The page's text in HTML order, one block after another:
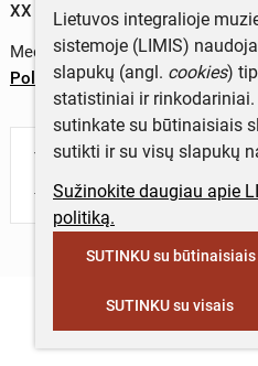
XX a. II p.
Medžiagos
Polivinilchloridas
Turite daugiau informacijos
Parašykite mums!
Lietuvos integralioje
sistemoje (LIMIS)
slapukų (angl. cookies)
statistiniai ir
sutinkate su būtinaisiais
sutikti ir su visų slapukų
Sužinokite daugiau apie
politiką.
SUTINKU su būtinaisiais
SUTINKU su visais